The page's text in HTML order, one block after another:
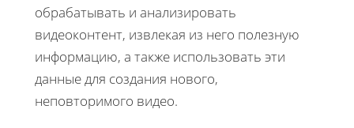
обрабатывать и анализировать
видеоконтент, извлекая из него полезную
информацию, а также использовать эти
данные для создания нового,
неповторимого видео.